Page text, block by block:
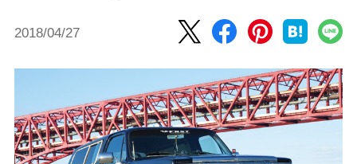
2018/04/27